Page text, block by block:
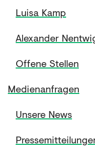
Luisa Kamp
Alexander
Offene Stellen
Medienanfragen
Unsere News